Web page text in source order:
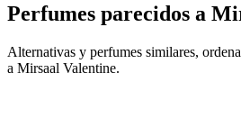
Perfumes parecidos a
Alternativas y perfumes similares,
a Mirsaal Valentine.